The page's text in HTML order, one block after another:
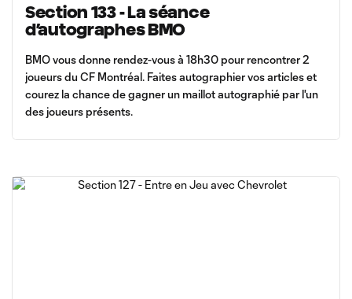
Section 133 - La séance
d’autographes BMO
BMO vous donne rendez-vous à 18h30 pour rencontrer 2
joueurs du CF Montréal. Faites autographier vos articles et
courez la chance de gagner un maillot autographié par l'un
des joueurs présents.